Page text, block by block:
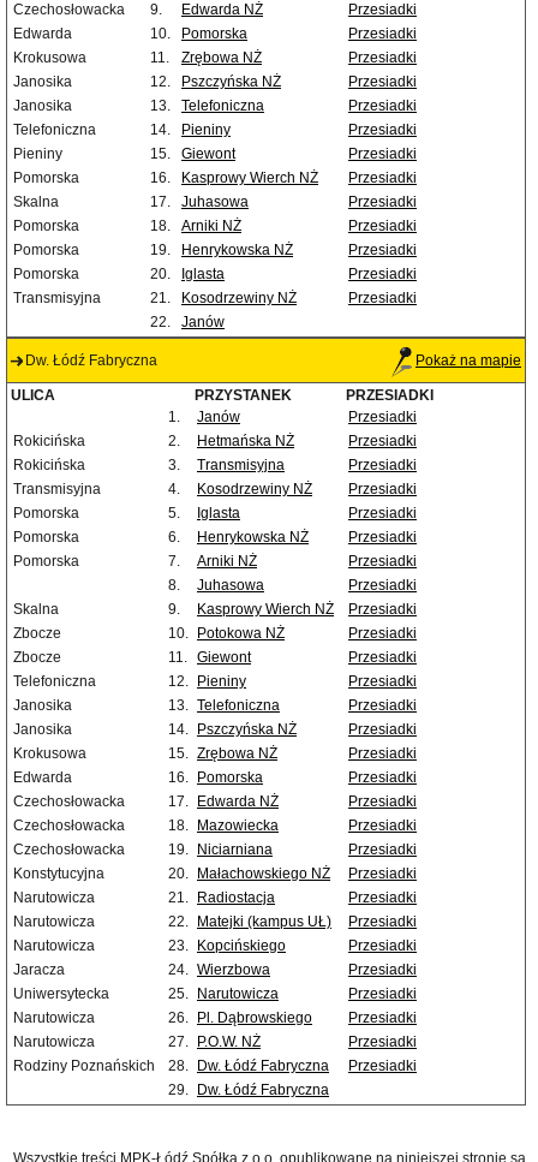
Czechosłowacka
9. Edwarda NŻ
Przesiadki
Edwarda
10. Pomorska
Przesiadki
Krokusowa
11. Zrębowa NŻ
Przesiadki
Janosika
12. Pszczyńska NŻ
Przesiadki
Janosika
13. Telefoniczna
Przesiadki
Telefoniczna
14. Pieniny
Przesiadki
Pieniny
15. Giewont
Przesiadki
Pomorska
16. Kasprowy Wierch NŻ
Przesiadki
Skalna
17. Juhasowa
Przesiadki
Pomorska
18. Arniki NŻ
Przesiadki
Pomorska
19. Henrykowska NŻ
Przesiadki
Pomorska
20. Iglasta
Przesiadki
Transmisyjna
21. Kosodrzewiny NŻ
Przesiadki
22.
Janów
Dw. Łódź Fabryczna Pokaż na mapie
ULICA PRZYSTANEK
PRZESIADKI
1.
Janów
Przesiadki
Rokicińska
2. Hetmańska NŻ
Przesiadki
Rokicińska
3. Transmisyjna
Przesiadki
Transmisyjna
4. Kosodrzewiny NŻ
Przesiadki
Pomorska
5. Iglasta
Przesiadki
Pomorska
6. Henrykowska NŻ
Przesiadki
Pomorska
7. Arniki NŻ
Przesiadki
8.
Juhasowa
Przesiadki
Skalna
9. Kasprowy Wierch NŻ
Przesiadki
Zbocze
10. Potokowa NŻ
Przesiadki
Zbocze
11. Giewont
Przesiadki
Telefoniczna
12. Pieniny
Przesiadki
Janosika
13. Telefoniczna
Przesiadki
Janosika
14. Pszczyńska NŻ
Przesiadki
Krokusowa
15. Zrębowa NŻ
Przesiadki
Edwarda
16. Pomorska
Przesiadki
Czechosłowacka
17. Edwarda NŻ
Przesiadki
Czechosłowacka
18. Mazowiecka
Przesiadki
Czechosłowacka
19. Niciarniana
Przesiadki
Konstytucyjna
20. Małachowskiego NŻ
Przesiadki
Narutowicza
21. Radiostacja
Przesiadki
Narutowicza
22. Matejki (kampus UŁ)
Przesiadki
Narutowicza
23. Kopcińskiego
Przesiadki
Jaracza
24. Wierzbowa
Przesiadki
Uniwersytecka
25. Narutowicza
Przesiadki
Narutowicza
26. Pl. Dąbrowskiego
Przesiadki
Narutowicza
27. P.O.W. NŻ
Przesiadki
Rodziny Poznańskich
28. Dw. Łódź Fabryczna
Przesiadki
29.
Dw. Łódź Fabryczna
Wszystkie treści MPK-Łódź Spółka z o.o. opublikowane na niniejszej stronie są